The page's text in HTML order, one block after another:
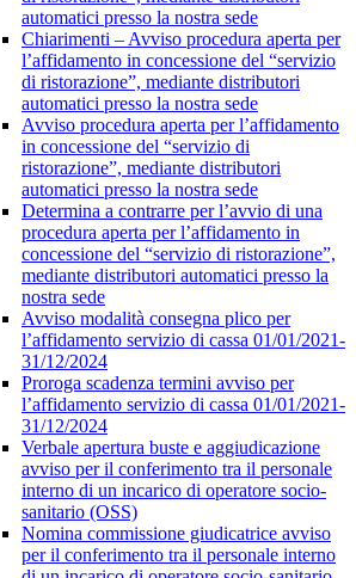
automatici presso la nostra sede
Chiarimenti – Avviso procedura aperta per
l’affidamento in concessione del “servizio
di ristorazione”, mediante distributori
automatici presso la nostra sede
Avviso procedura aperta per l’affidamento
in concessione del “servizio di
ristorazione”, mediante distributori
automatici presso la nostra sede
Determina a contrarre per l’avvio di una
procedura aperta per l’affidamento in
concessione del “servizio di ristorazione”,
mediante distributori automatici presso la
nostra sede
Avviso modalità consegna plico per
l’affidamento servizio di cassa 01/01/2021-
31/12/2024
Proroga scadenza termini avviso per
l’affidamento servizio di cassa 01/01/2021-
31/12/2024
Verbale apertura buste e aggiudicazione
avviso per il conferimento tra il personale
interno di un incarico di operatore socio-
sanitario (OSS)
Nomina commissione giudicatrice avviso
per il conferimento tra il personale interno